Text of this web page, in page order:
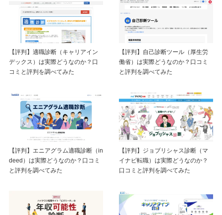
【評判】適職診断（キャリアイン
デックス）は実際どうなのか？口
コミと評判を調べてみた
【評判】自己診断ツール（厚生労
働省）は実際どうなのか？口コミ
と評判を調べてみた
【評判】エニアグラム適職診断（in
deed）は実際どうなのか？口コミ
と評判を調べてみた
【評判】ジョブリシャス診断（マ
イナビ転職）は実際どうなのか？
口コミと評判を調べてみた